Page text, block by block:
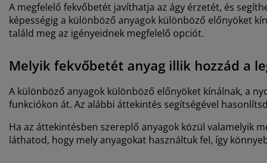
A megfelelő fekvőbetét javíthatja az ágy érzetét, és
képességig a különböző anyagok különböző előnyöket
találd meg az igényeidnek megfelelő opciót.
Melyik fekvőbetét anyag illik hozzád a
A különböző anyagok különböző előnyöket kínálnak, a
funkciókon át. Az alábbi áttekintés segítségével
Ha az áttekintésben szereplő anyagok közül valamelyik
láthatod, hogy mely anyagokat használtuk fel, így